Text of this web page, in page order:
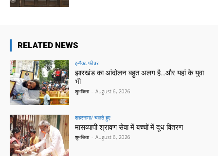
RELATED NEWS
इम्पैक्ट फीचर
झारखंड का आंदोलन बहुत अलग है…और यहां के युवा
भी
शुभजिता - August 6, 2026
शहरनामा/ चलते हुए
मासव्यापी श्रावण सेवा में बच्चों में दूध वितरण
शुभजिता - August 6, 2026